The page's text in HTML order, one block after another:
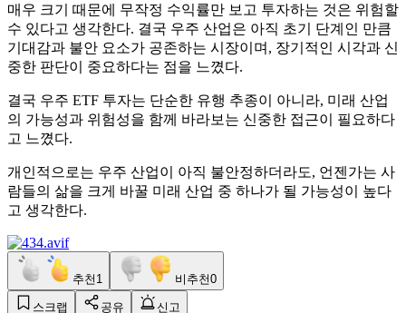
매우 크기 때문에 무작정 수익률만 보고 투자하는 것은 위험할
수 있다고 생각한다. 결국 우주 산업은 아직 초기 단계인 만큼
기대감과 불안 요소가 공존하는 시장이며, 장기적인 시각과 신
중한 판단이 중요하다는 점을 느꼈다.
결국 우주 ETF 투자는 단순한 유행 추종이 아니라, 미래 산업
의 가능성과 위험성을 함께 바라보는 신중한 접근이 필요하다
고 느꼈다.
개인적으로는 우주 산업이 아직 불안정하더라도, 언젠가는 사
람들의 삶을 크게 바꿀 미래 산업 중 하나가 될 가능성이 높다
고 생각한다.
추천 1 비추천0
스크랩 공유 신고